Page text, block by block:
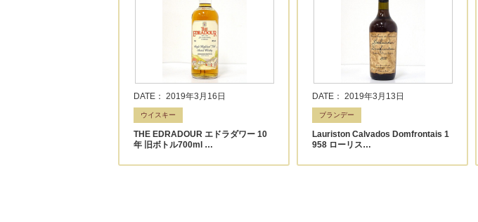
DATE： 2019年3月16日
ウイスキー
THE EDRADOUR エドラダワー 10
年 旧ボトル700ml …
DATE： 2019年3月13日
ブランデー
Lauriston Calvados Domfrontais 1
958 ローリス…